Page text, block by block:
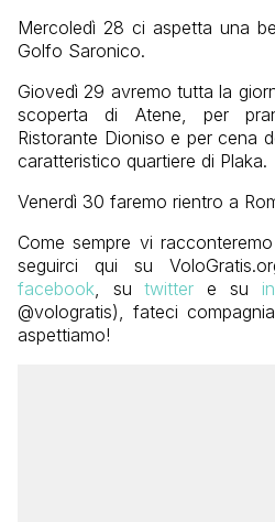
Mercoledì 28 ci aspetta una
Golfo Saronico.
Giovedì 29 avremo tutta la
scoperta di Atene, per
Ristorante Dioniso e per cena
caratteristico quartiere di Plaka.
Venerdì 30 faremo rientro a
Come sempre vi
seguirci qui su
facebook, sutwitter e su
@vologratis), fateci
aspettiamo!